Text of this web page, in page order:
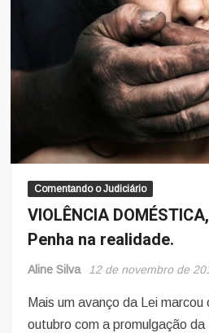
Comentando o Judiciário
VIOLÊNCIA
Penha na realidade.
Aline Silva 12 de novembro de
Mais um avanço da Lei
outubro com a promulgação